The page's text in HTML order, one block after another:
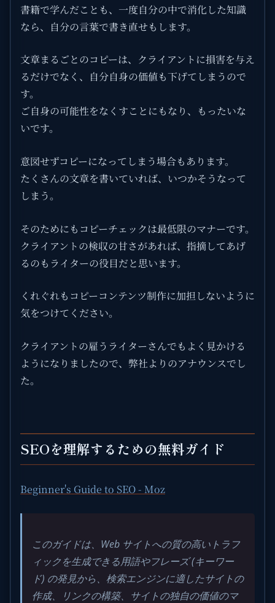
書籍で学んだことも、一度自分の中で消化した知識
なら、自分の言葉で書き直せもします。
文章まるごとのコピーは、クライアントに損害を与え
るだけでなく、自分自身の価値も下げてしまうので
す。
ご自身の可能性をなくすことにもなり、もったいな
いです。
意図せずコピーになってしまう場合もあります。
たくさんの文章を書いていれば、いつかそうなって
しまう。
そのためにもコピーチェックは最低限のマナーです。
クライアントの検収の甘さがあれば、指摘してあげ
るのもライターの役目だと思います。
くれぐれもコピーコンテンツ制作に加担しないように
気をつけてください。
クライアントの雇うライターさんでもよく見かける
ようになりましたので、弊社よりのアナウンスでし
た。
SEOを理解するための無料ガイド
Beginner's Guide to SEO - Moz
このガイドは、Web サイトへの質の高いトラフ
ィックを生成できる用語やフレーズ (キーワー
ド) の発見から、検索エンジンに適したサイトの
作成、リンクの構築、サイトの独自の価値のマ